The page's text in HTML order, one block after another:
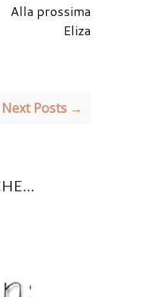
Alla prossima
Eliza
Next Posts →